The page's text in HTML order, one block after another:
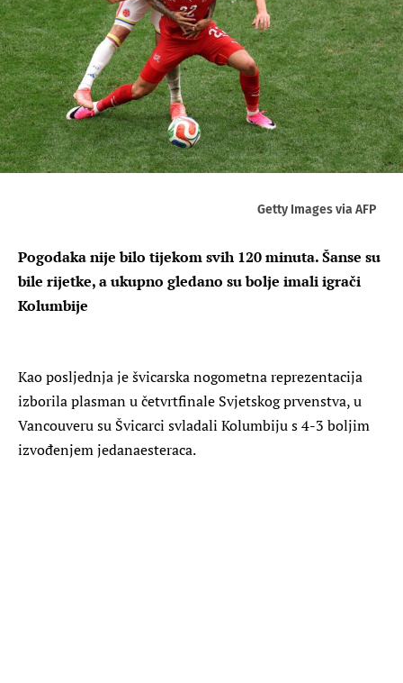
Getty Images via AFP
Pogodaka nije bilo tijekom svih 120 minuta. Šanse su
bile rijetke, a ukupno gledano su bolje imali igrači
Kolumbije
Kao posljednja je švicarska nogometna reprezentacija
izborila plasman u četvrtfinale Svjetskog prvenstva, u
Vancouveru su Švicarci svladali Kolumbiju s 4-3 boljim
izvođenjem jedanaesteraca.